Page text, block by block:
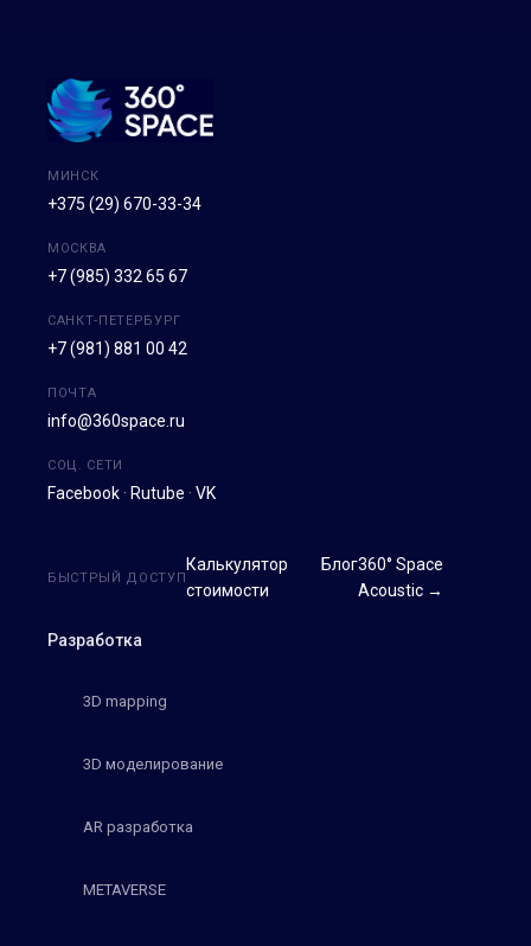
МИНСК
+375 (29) 670-33-34
МОСКВА
+7 (985) 332 65 67
САНКТ-ПЕТЕРБУРГ
+7 (981) 881 00 42
ПОЧТА
info@360space.ru
СОЦ. СЕТИ
Facebook · Rutube · VK
Разработка
3D mapping
3D моделирование
AR разработка
METAVERSE
БЫСТРЫЙ ДОСТУП
Калькулятор
стоимости
Блог360° Space
Acoustic →